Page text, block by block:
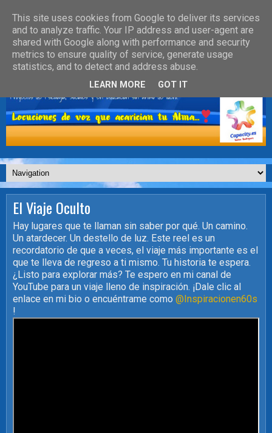
El Viaje Oculto
Hay lugares que te llaman sin saber por qué. Un camino.
Un atardecer. Un destello de luz. Este reel es un
recordatorio de que a veces, el viaje más importante es el
que te lleva de regreso a ti mismo. Tu historia te espera.
¿Listo para explorar más? Te espero en mi canal de
YouTube para un viaje lleno de inspiración. ¡Dale clic al
enlace en mi bio o encuéntrame como @Inspiracionen60s
!
This site uses cookies from Google to deliver its services
and to analyze traffic. Your IP address and user-agent are
shared with Google along with performance and security
metrics to ensure quality of service, generate usage
statistics, and to detect and address abuse.
LEARN MORE GOT IT